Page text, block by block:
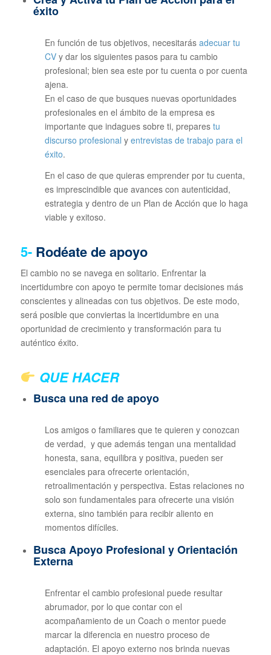
éxito
En función de tus objetivos, necesitarás adecuar tu
CVy dar los siguientes pasos para tu cambio
profesional; bien sea este por tu cuenta o por cuenta
ajena.
En el caso de que busques nuevas oportunidades
profesionales en el ámbito de la empresa es
importante que indagues sobre ti, prepares tu
discurso profesional y entrevistas de trabajo para el
éxito.
En el caso de que quieras emprender por tu cuenta,
es imprescindible que avances con autenticidad,
estrategia y dentro de un Plan de Acción que lo haga
viable y exitoso.
5- Rodéate de apoyo
El cambio no se navega en solitario. Enfrentar la
incertidumbre con apoyo te permite tomar decisiones más
conscientes y alineadas con tus objetivos. De este modo,
será posible que conviertas la incertidumbre en una
oportunidad de crecimiento y transformación para tu
auténtico éxito.
QUE HACER
Busca una red de apoyo
Los amigos o familiares que te quieren y conozcan
de verdad, y que además tengan una mentalidad
honesta, sana, equilibra y positiva, pueden ser
esenciales para ofrecerte orientación,
retroalimentación y perspectiva. Estas relaciones no
solo son fundamentales para ofrecerte una visión
externa, sino también para recibir aliento en
momentos difíciles.
Busca Apoyo Profesional y Orientación
Externa
Enfrentar el cambio profesional puede resultar
abrumador, por lo que contar con el
acompañamiento de un Coach o mentor puede
marcar la diferencia en nuestro proceso de
adaptación. El apoyo externo nos brinda nuevas